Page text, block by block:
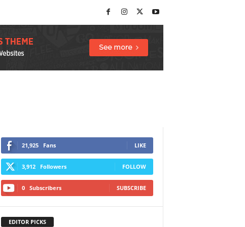
21,925 Fans LIKE
3,912 Followers FOLLOW
0 Subscribers SUBSCRIBE
EDITOR PICKS